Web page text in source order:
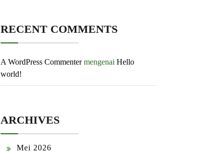
RECENT COMMENTS
A WordPress Commentermengenai Hello
world!
ARCHIVES
Mei 2026